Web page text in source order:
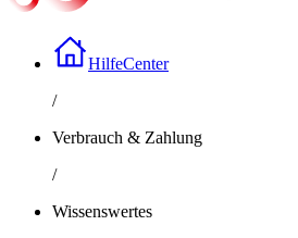
HilfeCenter
/
Verbrauch & Zahlung
/
Wissenswertes